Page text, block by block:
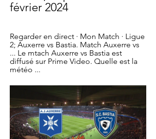
février 2024
Regarder en direct · Mon Match · Ligue
2; Auxerre vs Bastia. Match Auxerre vs
... Le mtach Auxerre vs Bastia est
diffusé sur Prime Video. Quelle est la
météo ...